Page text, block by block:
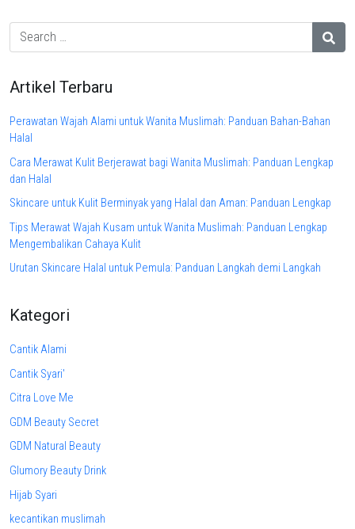
Artikel Terbaru
Perawatan Wajah Alami untuk Wanita Muslimah: Panduan Bahan-Bahan
Halal
Cara Merawat Kulit Berjerawat bagi Wanita Muslimah: Panduan Lengkap
dan Halal
Skincare untuk Kulit Berminyak yang Halal dan Aman: Panduan Lengkap
Tips Merawat Wajah Kusam untuk Wanita Muslimah: Panduan Lengkap
Mengembalikan Cahaya Kulit
Urutan Skincare Halal untuk Pemula: Panduan Langkah demi Langkah
Kategori
Cantik Alami
Cantik Syari'
Citra Love Me
GDM Beauty Secret
GDM Natural Beauty
Glumory Beauty Drink
Hijab Syari
kecantikan muslimah